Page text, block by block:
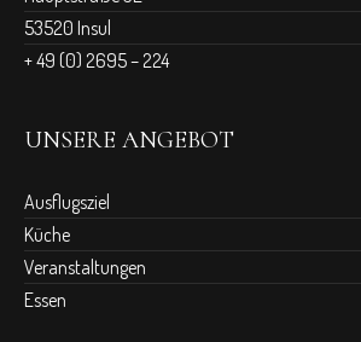
53520 Insul
+ 49 (0) 2695 – 224
UNSERE ANGEBOT
Ausflugsziel
Küche
Veranstaltungen
Essen